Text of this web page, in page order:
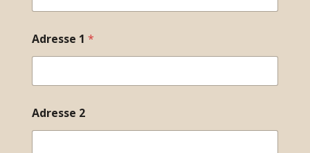
Adresse 1 *
Adresse 2